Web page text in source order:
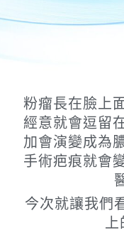
粉瘤長在臉上
經意就會逗留
加會演變成為
手術疤痕就會
今次就讓我們
上